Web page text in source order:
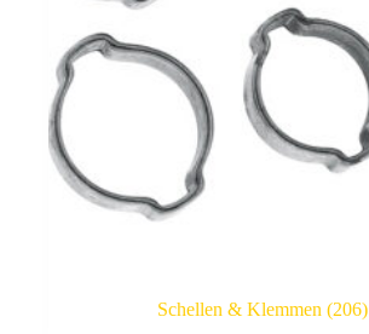
Schellen & Klemmen(206)